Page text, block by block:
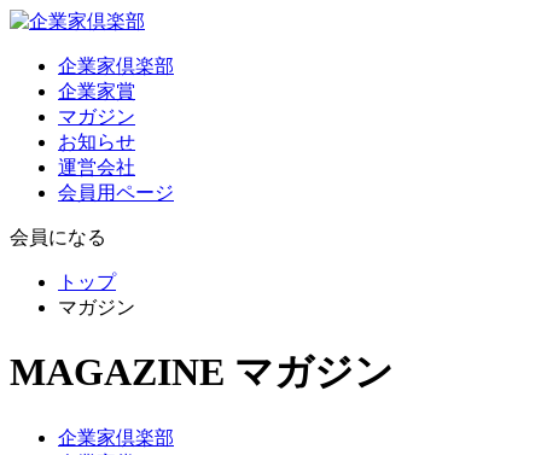
企業家倶楽部
企業家賞
マガジン
お知らせ
運営会社
会員用ページ
会員になる
トップ
マガジン
MAGAZINE マガジン
企業家倶楽部